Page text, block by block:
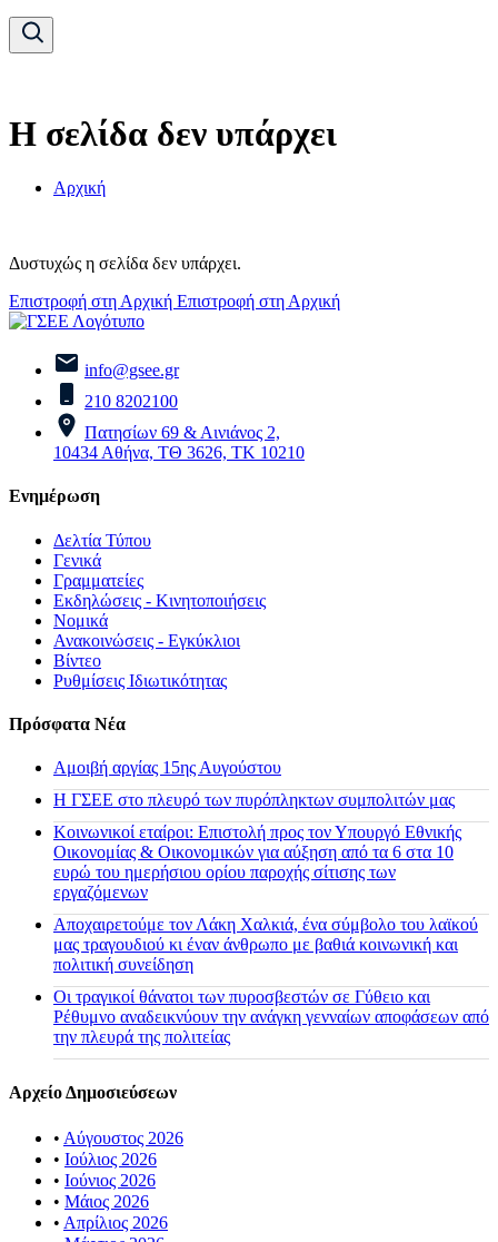
Η σελίδα δεν υπάρχει
Αρχική
Δυστυχώς η σελίδα δεν υπάρχει.
Επιστροφή στη Αρχική Επιστροφή στη Αρχική
info@gsee.gr
210 8202100
Πατησίων 69 & Αινιάνος 2,
10434 Αθήνα, ΤΘ 3626, ΤΚ 10210
Ενημέρωση
Δελτία Τύπου
Γενικά
Γραμματείες
Εκδηλώσεις - Κινητοποιήσεις
Νομικά
Ανακοινώσεις - Εγκύκλιοι
Βίντεο
Ρυθμίσεις Ιδιωτικότητας
Πρόσφατα Νέα
Αμοιβή αργίας 15ης Αυγούστου
H ΓΣΕΕ στο πλευρό των πυρόπληκτων συμπολιτών μας
Κοινωνικοί εταίροι: Επιστολή προς τον Υπουργό Εθνικής
Οικονομίας & Οικονομικών για αύξηση από τα 6 στα 10
ευρώ του ημερήσιου ορίου παροχής σίτισης των
εργαζόμενων
Αποχαιρετούμε τον Λάκη Χαλκιά, ένα σύμβολο του λαϊκού
μας τραγουδιού κι έναν άνθρωπο με βαθιά κοινωνική και
πολιτική συνείδηση
Οι τραγικοί θάνατοι των πυροσβεστών σε Γύθειο και
Ρέθυμνο αναδεικνύουν την ανάγκη γενναίων αποφάσεων από
την πλευρά της πολιτείας
Αρχείο Δημοσιεύσεων
• Αύγουστος 2026
• Ιούλιος 2026
• Ιούνιος 2026
• Μάιος 2026
• Απρίλιος 2026